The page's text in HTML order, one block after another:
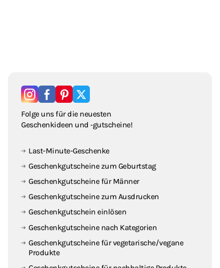
Folge uns für die neuesten
Geschenkideen und ‑gutscheine!
Last-Minute-Geschenke
Geschenkgutscheine zum Geburtstag
Geschenkgutscheine für Männer
Geschenkgutscheine zum Ausdrucken
Geschenkgutschein einlösen
Geschenkgutscheine nach Kategorien
Geschenkgutscheine für vegetarische / vegane
Produkte